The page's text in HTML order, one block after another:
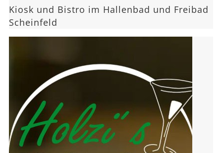
Kiosk und Bistro im Hallenbad und Freibad
Scheinfeld